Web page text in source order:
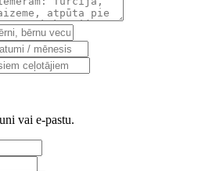
vai e-pastu.